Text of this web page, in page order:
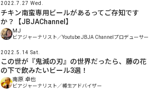
2022.7.27 Wed.
チキン南蛮専用ビールがあるってご存知です
か？【JBJAChannel】
MJ
ビアジャーナリスト／Youtube JBJA Channelプロデューサー
2022.5.14 Sat.
この世が『鬼滅の刃』の世界だったら、藤の花
の下で飲みたいビール3選！
南原 卓也
ビアジャーナリスト／樽生アドバイザー